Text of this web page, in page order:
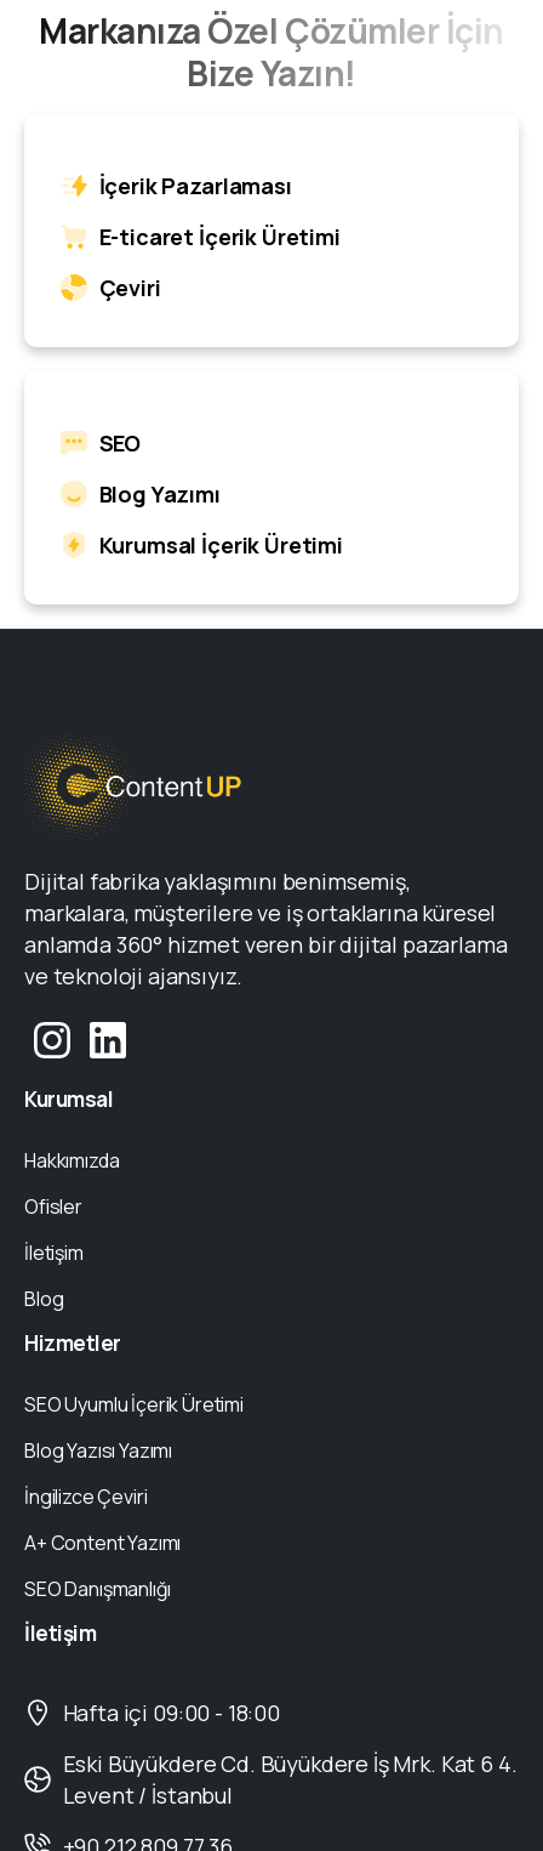
Markanıza Özel Çözümler İçin
Bize Yazın!
İçerik Pazarlaması
E-ticaret İçerik Üretimi
Çeviri
SEO
Blog Yazımı
Kurumsal İçerik Üretimi
Dijital fabrika yaklaşımını benimsemiş,
markalara, müşterilere ve iş ortaklarına küresel
anlamda 360° hizmet veren bir dijital pazarlama
ve teknoloji ajansıyız.
Kurumsal
Hakkımızda
Ofisler
İletişim
Blog
Hizmetler
SEO Uyumlu İçerik Üretimi
Blog Yazısı Yazımı
İngilizce Çeviri
A+ Content Yazımı
SEO Danışmanlığı
İletişim
Hafta içi 09:00 - 18:00
Eski Büyükdere Cd. Büyükdere İş Mrk. Kat 6 4.
Levent / İstanbul
Talep Oluştur